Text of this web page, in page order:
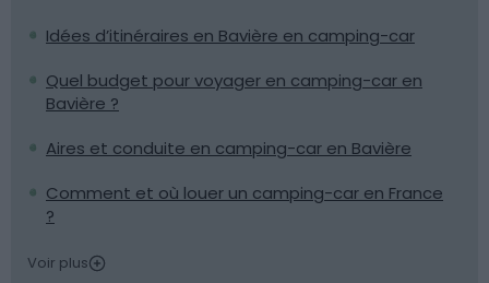
Idées d’itinéraires en Bavière en camping-car
Quel budget pour voyager en camping-car en
Bavière ?
Aires et conduite en camping-car en Bavière
Comment et où louer un camping-car en France
?
Voir plus